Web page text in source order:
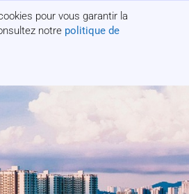
pour vous garantir la
notre politique de
Obtenez un devis